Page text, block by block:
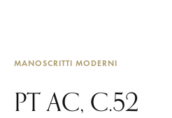
MANOSCRITTI MODERNI
PT AC, C.52